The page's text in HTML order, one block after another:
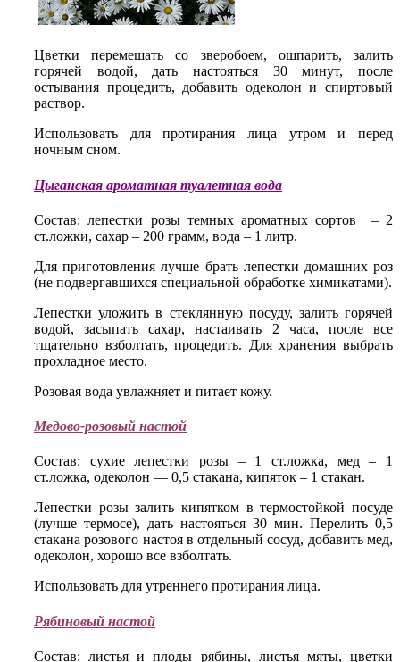
Цветки перемешать со зверобоем, ошпарить, залить
горячей водой, дать настояться 30 минут, после
остывания процедить, добавить одеколон и спиртовый
раствор.
Использовать для протирания лица утром и перед
ночным сном.
Цыганская ароматная туалетная вода
Состав: лепестки розы темных ароматных сортов – 2
ст.ложки, сахар – 200 грамм, вода – 1 литр.
Для приготовления лучше брать лепестки домашних роз
(не подвергавшихся специальной обработке химикатами).
Лепестки уложить в стеклянную посуду, залить горячей
водой, засыпать сахар, настаивать 2 часа, после все
тщательно взболтать, процедить. Для хранения выбрать
прохладное место.
Розовая вода увлажняет и питает кожу.
Медово-розовый настой
Состав: сухие лепестки розы – 1 ст.ложка, мед – 1
ст.ложка, одеколон — 0,5 стакана, кипяток – 1 стакан.
Лепестки розы залить кипятком в термостойкой посуде
(лучше термосе), дать настояться 30 мин. Перелить 0,5
стакана розового настоя в отдельный сосуд, добавить мед,
одеколон, хорошо все взболтать.
Использовать для утреннего протирания лица.
Рябиновый настой
Состав: листья и плоды рябины, листья мяты, цветки